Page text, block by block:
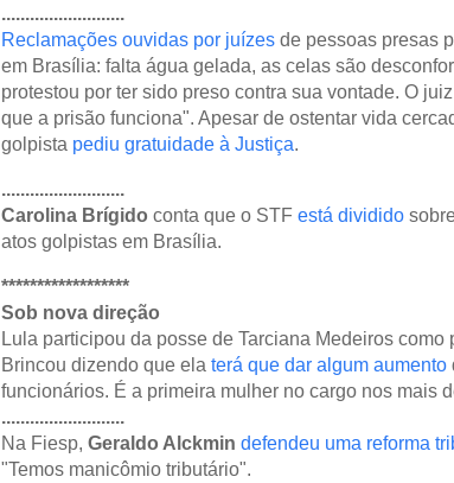
..........................
Reclamações ouvidas por juízes de pessoas presas
em Brasília: falta água gelada, as celas são
protestou por ter sido preso contra sua vontade. O
que a prisão funciona". Apesar de ostentar vida
golpista pediu gratuidade à Justiça.
..........................
Carolina Brígido conta que o STF está dividido
atos golpistas em Brasília.
******************
Sob nova direção
Lula participou da posse de Tarciana Medeiros
Brincou dizendo que ela terá que dar algum aumento
funcionários. É a primeira mulher no cargo nos mais
..........................
Na Fiesp, Geraldo Alckmin defendeu uma reforma
"Temos manicômio tributário".